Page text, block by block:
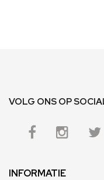
VOLG ONS OP
INFORMATIE